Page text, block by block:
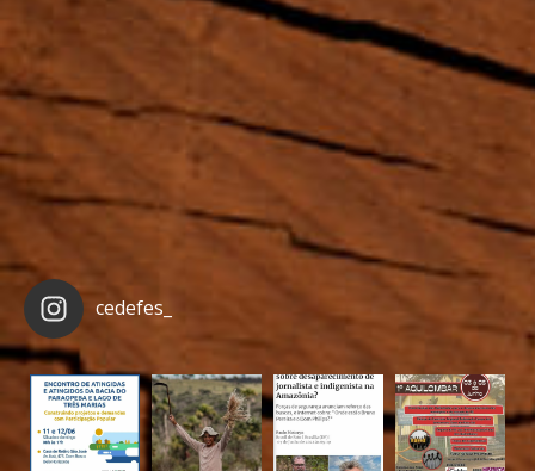
cedefes_